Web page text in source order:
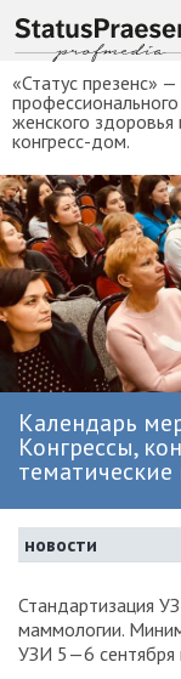
«Статус презенс»
женского
конгресс-дом.
Календарь
Конгрессы,
новости
Стандартизация
маммологии.
УЗИ 5—6 сентября